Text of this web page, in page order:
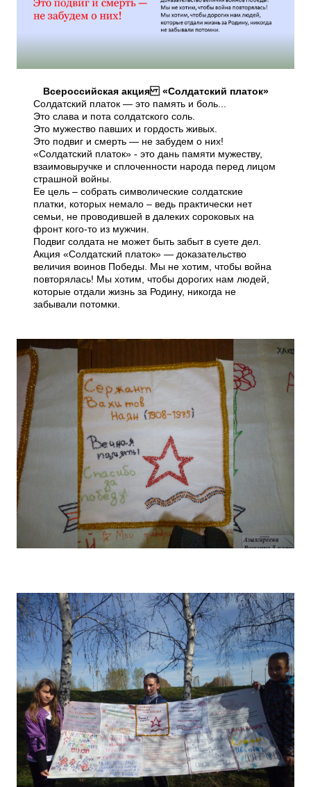
Всероссийская акция «Солдатский платок»
Солдатский платок — это память и боль...
Это слава и пота солдатского соль.
Это мужество павших и гордость живых.
Это подвиг и смерть — не забудем о них!
«Солдатский платок» - это дань памяти мужеству,
взаимовыручке и сплоченности народа перед лицом
страшной войны.
Ее цель – собрать символические солдатские
платки, которых немало – ведь практически нет
семьи, не проводившей в далеких сороковых на
фронт кого-то из мужчин.
Подвиг солдата не может быть забыт в суете дел.
Акция «Солдатский платок» — доказательство
величия воинов Победы. Мы не хотим, чтобы война
повторялась! Мы хотим, чтобы дорогих нам людей,
которые отдали жизнь за Родину, никогда не
забывали потомки.